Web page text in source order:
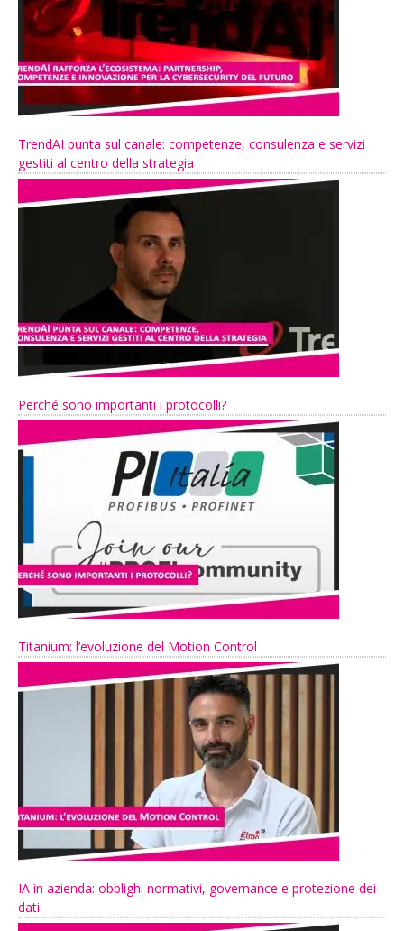
TrendAI punta sul canale: competenze, consulenza e servizi
gestiti al centro della strategia
Perché sono importanti i protocolli?
Titanium: l’evoluzione del Motion Control
IA in azienda: obblighi normativi, governance e protezione dei
dati